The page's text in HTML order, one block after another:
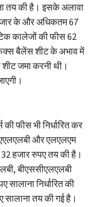
तय की है। इसके अलावा
के और अधिकतम 67
कालेजों की फीस 62
बैलेंस शीट के अभाव में
जमा करनी थी।
फीस भी निर्धारित कर
और एलएलएम
हजार रुपए तय की है।
बीएससीएलएलबी
निर्धारित की
तय की गई है।